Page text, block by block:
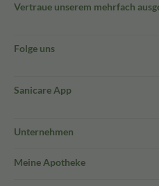
Vertraue unserem mehrfach
Folge uns
Sanicare App
Unternehmen
Meine Apotheke